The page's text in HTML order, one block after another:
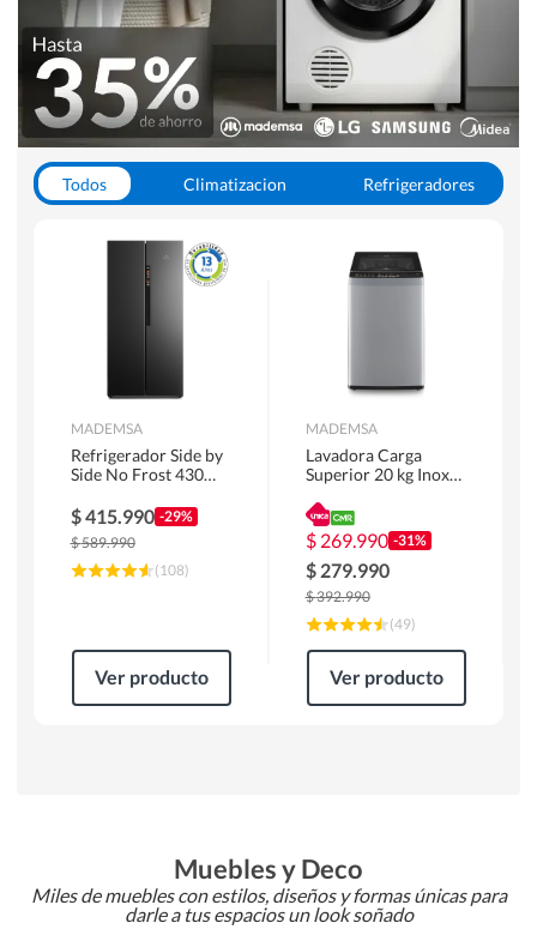
Todos Climatizacion
Refrigeradores
Hornos y Microondas
MADEMSA
Refrigerador Side by
Side No Frost 430
MAS430B
$415.990 -29%
$589.990
(108)
Ver producto
MADEMSA
Lavadora Carga
Superior 20 kg Inox
$ 269.990 -31%
$ 279.990
$392.990
(49)
Ver producto
Muebles y Deco
Miles de muebles con estilos, diseños y formas únicas para
darle a tus espacios un look soñado